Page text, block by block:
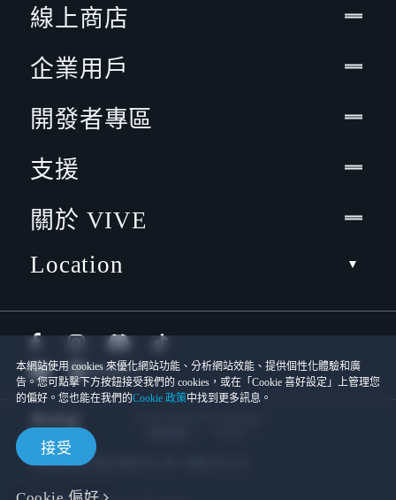
本網站使用 cookies 來優化網站功能、分析網站效能、提供個性化體驗和廣
告。您可點擊下方按鈕接受我們的 cookies，或在「Cookie 喜好設定」上管理您
的偏好。您也能在我們的Cookie 政策中找到更多訊息。
接受
線上商店
企業用戶
開發者專區
支援
關於 VIVE
Location
宏達國際電子股份有限公司 | 統一編號16003518